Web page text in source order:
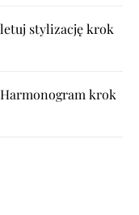
stylizację krok
krok